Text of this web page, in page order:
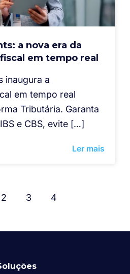
a nova era da
em tempo real
inaugura a
em tempo real
Tributária. Garanta
e CBS, evite […]
Ler mais
2 3 4